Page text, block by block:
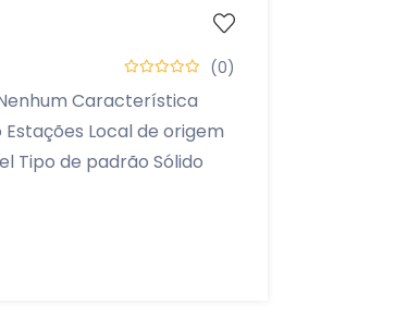
(0)
Característica
Local de origem
Tipo de padrão Sólido
de 2022